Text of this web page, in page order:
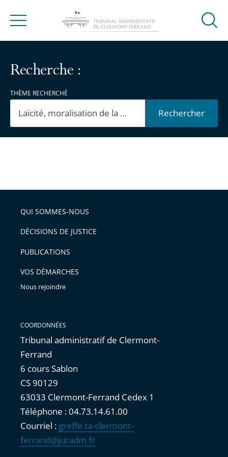
Menu
Ouvrir
Recherche :
THÈME RECHERCHÉ
Rechercher
filtres
arriver
après
filtres
arriver
avant
QUI SOMMES-NOUS
DÉCISIONS DE JUSTICE
PUBLICATIONS
VOS DÉMARCHES
Nous rejoindre
COORDONNÉES
Tribunal administratif de Clermont-
Ferrand
6 cours Sablon
CS 90129
63033 Clermont-Ferrand Cedex 1
Téléphone : 04.73.14.61.00
Courriel : greffe.ta-clermont-
ferrand@juradm.fr